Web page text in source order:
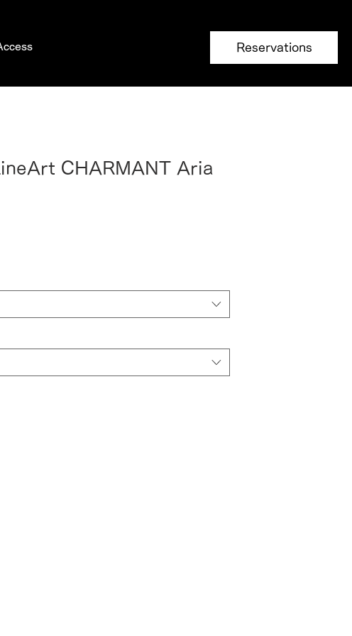
Reservations
CHARMANT Aria